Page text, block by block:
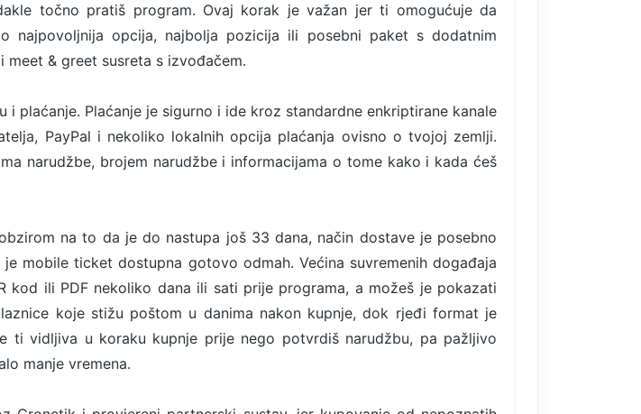
točno pratiš program. Ovaj korak je važan jer ti omogućuje da
opcija, najbolja pozicija ili posebni paket s dodatnim
& greet susreta s izvođačem.
plaćanje. Plaćanje je sigurno i ide kroz standardne enkriptirane kanale
PayPal i nekoliko lokalnih opcija plaćanja ovisno o tvojoj zemlji.
narudžbe, brojem narudžbe i informacijama o tome kako i kada ćeš
na to da je do nastupa još 33 dana, način dostave je posebno
mobile ticket dostupna gotovo odmah. Većina suvremenih događaja
ili PDF nekoliko dana ili sati prije programa, a možeš je pokazati
koje stižu poštom u danima nakon kupnje, dok rjeđi format je
ti vidljiva u koraku kupnje prije nego potvrdiš narudžbu, pa pažljivo
manje vremena.